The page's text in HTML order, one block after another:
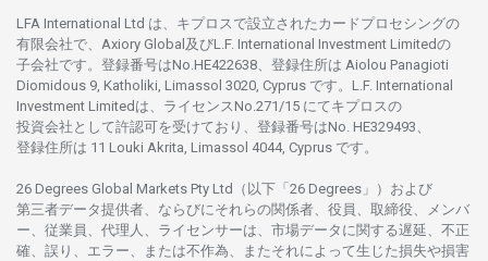
LFA International Ltd は、 キプロスで設立さ れた カードプロセシングの
有限会社で、Axiory Global及びL.F. International Investment Limitedの
子会社です。 登録番号はNo.HE422638、 登録住所は Aiolou Panagioti
Diomidous 9, Katholiki, Limassol 3020, Cyprus です。L.F. International
Investment Limitedは、 ライセンスNo.271/15 にてキプロスの
投資会社として許認可を受けており、 登録番号はNo. HE329493、
登録住所は 11 Louki Akrita, Limassol 4044, Cyprus です。
26 Degrees Global Markets Pty Ltd（以下「26 Degrees」） および
第三者データ提供者、ならびにそれらの関係者、役員、取締役、メンバ
ー、従業員、代理人、ライセンサーは、 市場データに関する遅延、不正
確、誤り、エラー、
または不作為、 またそれに よって生じた損失や損害